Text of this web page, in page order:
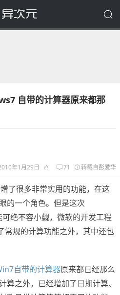
自带的计算器原来都那
年1月29日 71 转载自彭爱华
了很多非常实用的功能，在这
的一个角色。但是这次
绝不容小觑，微软的开发工程
常规的计算功能之外，其中还包
自带的计算器原来都已经那么
算之外，已经增加了日期计算、